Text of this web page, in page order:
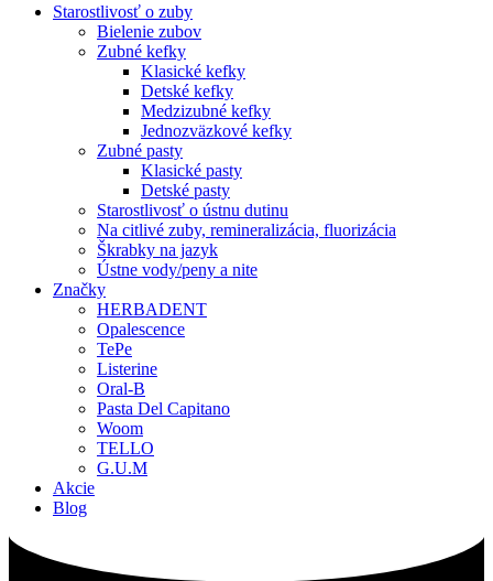
Starostlivosť o zuby
Bielenie zubov
Zubné kefky
Klasické kefky
Detské kefky
Medzizubné kefky
Jednozväzkové kefky
Zubné pasty
Klasické pasty
Detské pasty
Starostlivosť o ústnu dutinu
Na citlivé zuby, remineralizácia, fluorizácia
Škrabky na jazyk
Ústne vody/peny a nite
Značky
HERBADENT
Opalescence
TePe
Listerine
Oral-B
Pasta Del Capitano
Woom
TELLO
G.U.M
Akcie
Blog